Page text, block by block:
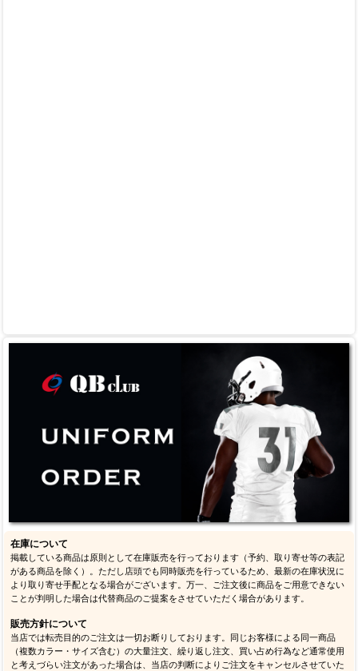
在庫について
掲載している商品は原則として在庫販売を行っております（予約、取り寄せ等の表記
がある商品を除く）。ただし店頭でも同時販売を行っているため、最新の在庫状況に
より取り寄せ手配となる場合がございます。万一、ご注文後に商品をご用意できない
ことが判明した場合は代替商品のご提案をさせていただく場合があります。
販売方針について
当店では転売目的のご注文は一切お断りしております。同じお客様による同一商品
（複数カラー・サイズ含む）の大量注文、繰り返し注文、買い占め行為など通常使用
と考えづらい注文があった場合は、当店の判断によりご注文をキャンセルさせていた